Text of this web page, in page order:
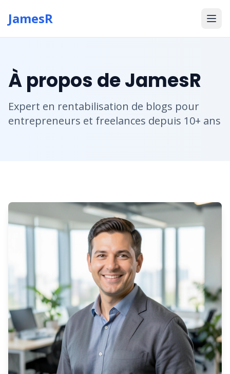
JamesR
À propos de JamesR
Expert en rentabilisation de blogs pour
entrepreneurs et freelances depuis 10+ ans